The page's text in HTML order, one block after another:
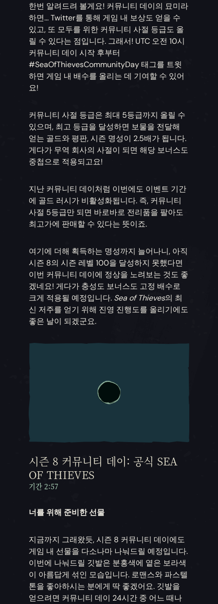
한번 알려드려 볼게요! 커뮤니티 데이의 묘미라
하면... Twitter를 통해 게임 내 보상도 얻을 수
있고, 또 모두를 위한 커뮤니티 사절 등급도 올
릴 수 있다는 점입니다. 그래서! UTC 오전 10시
커뮤니티 데이 시작 후부터
#SeaOfThievesCommunityDay 태그를 트윗
하면 게임 내 배수를 올리는 데 기여할 수 있어
요!
커뮤니티 사절 등급은 최대 5등급까지 올릴 수
있으며, 최고 등급을 달성하면 보물을 전달해
얻는 골드와 평판, 시즌 명성이 2.5배가 됩니다.
게다가 무역 회사의 사절이 되면 해당 보너스도
중첩으로 적용되고요!
지난 커뮤니티 데이처럼 이번에도 이벤트 기간
에 골드 러시가 비활성화됩니다. 즉, 커뮤니티
사절 5등급만 되면 바로바로 전리품을 팔아도
최고가에 판매할 수 있다는 뜻이죠.
여기에 더해 획득하는 명성까지 늘어나니, 아직
시즌 8의 시즌 레벨 100을 달성하지 못했다면
이번 커뮤니티 데이에 정상을 노려보는 것도 좋
겠네요! 게다가 충성도 보너스도 고정 배수로
크게 적용될 예정입니다. Sea of Thieves의 최
신 저주를 얻기 위해 진영 진행도를 올리기에도
좋은 날이 되겠군요.
시즌 8 커뮤니티 데이: 공식 SEA
OF THIEVES
기간 2:57
너를 위해 준비한 선물
지금까지 그래왔듯, 시즌 8 커뮤니티 데이에도
게임 내 선물을 다소나마 나눠드릴 예정입니다.
이번에 나눠드릴 깃발은 분홍색에 옅은 보라색
이 아름답게 섞인 모습입니다. 로맨스와 파스텔
톤을 좋아하시는 분에게 딱 좋겠어요. 깃발을
얻으려면 커뮤니티 데이 24시간 중 어느 때나